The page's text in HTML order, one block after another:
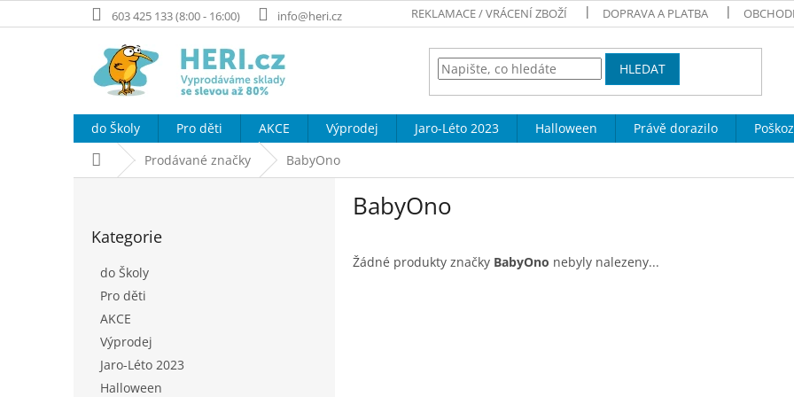
na
603 425 133 (8:00 - 16:00) info@heri.cz REKLAMACE / VRÁCENÍ ZBOŽÍ DOPRAVA A PLATBA
HLEDAT
do Školy Pro děti AKCE Výprodej Jaro-Léto 2023 Halloween Právě dorazilo
Domů Prodávané značky BabyOno
kategorie
Kategorie
do Školy
Pro děti
AKCE
Výprodej
Jaro-Léto 2023
Halloween
BabyOno
Žádné produkty značky BabyOno nebyly nalezeny...